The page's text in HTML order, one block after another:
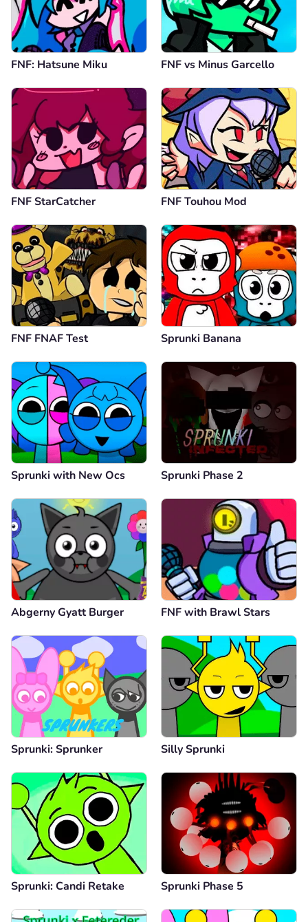
FNF: Hatsune Miku FNF vs Minus Garcello
FNF StarCatcher FNF Touhou Mod
FNF FNAF Test Sprunki Banana
Sprunki with New Ocs Sprunki Phase 2
Abgerny Gyatt Burger FNF with Brawl Stars
Sprunki: Sprunker Silly Sprunki
Sprunki: Candi Retake Sprunki Phase 5